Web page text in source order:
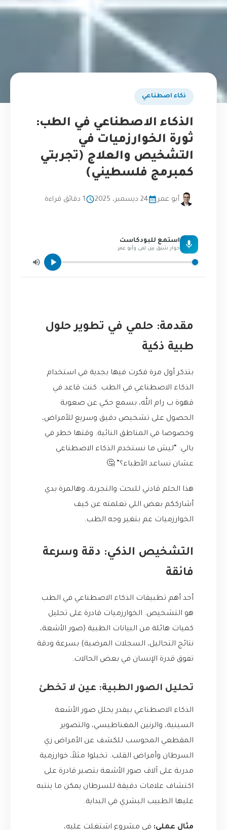
ذكاء اصطناعي
الذكاء الاصطناعي في الطب:
ثورة الخوارزميات في
التشخيص والعلاج (تجربتي
كمبرمج فلسطيني)
أبو عمر 24 ديسمبر، 2025 1 دقائق قراءة
استمع للبودكاست
حوار شيق بين لمى وأبو عمر
مقدمة: حلمي في تطوير حلول
طبية ذكية
بتذكر أول مرة فكرت فيها بجدية في استخدام
الذكاء الاصطناعي في الطب. كنت قاعد في
قهوة ب رام الله، بسمع حكي عن صعوبة
الحصول على تشخيص دقيق وسريع للأمراض،
وخصوصا في المناطق النائية. وقتها خطر في
بالي: “ليش ما نستخدم الذكاء الاصطناعي
عشان نساعد الأطباء؟” 🤔
هذا الحلم قادني للبحث والتجربة، وهالمرة بدي
أشارككم بعض اللي تعلمته عن كيف
الخوارزميات عم بتغير وجه الطب.
التشخيص الذكي: دقة وسرعة
فائقة
أحد أهم تطبيقات الذكاء الاصطناعي في الطب
هو التشخيص. الخوارزميات قادرة على تحليل
كميات هائلة من البيانات الطبية (صور الأشعة،
نتائج التحاليل، السجلات المرضية) بسرعة ودقة
تفوق قدرة الإنسان في بعض الحالات.
تحليل الصور الطبية: عين لا تخطئ
الذكاء الاصطناعي بيقدر يحلل صور الأشعة
السينية، والرنين المغناطيسي، والتصوير
المقطعي المحوسب للكشف عن الأمراض زي
السرطان وأمراض القلب. تخيلوا مثلاً، خوارزمية
مدربة على آلاف صور الأشعة بتصير قادرة على
اكتشاف علامات دقيقة للسرطان يمكن ما ينتبه
عليها الطبيب البشري في البداية.
مثال عملي: في مشروع اشتغلت عليه،